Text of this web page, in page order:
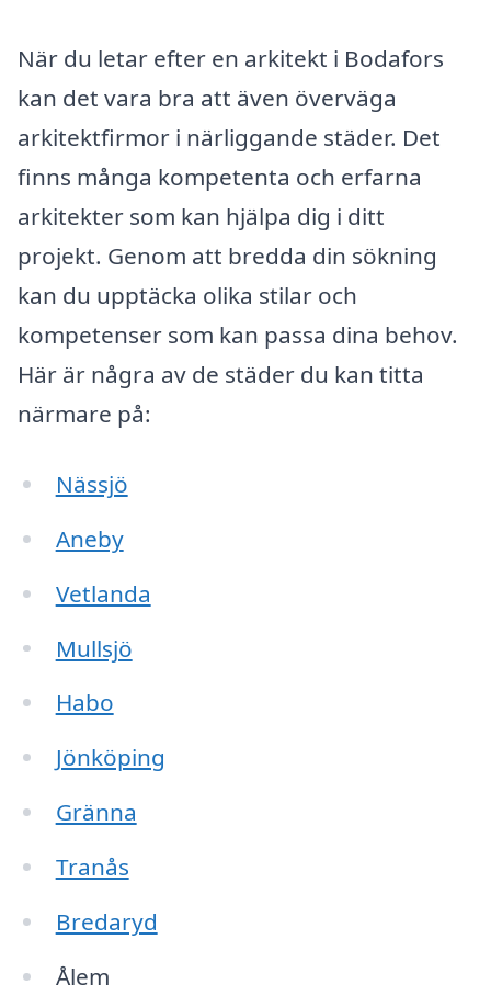
När du letar efter en arkitekt i Bodafors
kan det vara bra att även överväga
arkitektfirmor i närliggande städer. Det
finns många kompetenta och erfarna
arkitekter som kan hjälpa dig i ditt
projekt. Genom att bredda din sökning
kan du upptäcka olika stilar och
kompetenser som kan passa dina behov.
Här är några av de städer du kan titta
närmare på:
Nässjö
Aneby
Vetlanda
Mullsjö
Habo
Jönköping
Gränna
Tranås
Bredaryd
Ålem